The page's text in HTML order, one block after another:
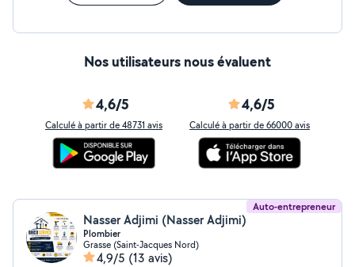
Nos utilisateurs nous évaluent
4,6/5
Calculé à partir de 48731 avis
4,6/5
Calculé à partir de 66000 avis
Auto-entrepreneur
Nasser Adjimi (Nasser Adjimi)
Plombier
Grasse (Saint-Jacques Nord)
4,9/5 (13 avis)